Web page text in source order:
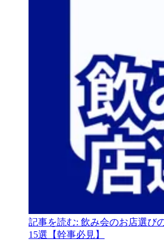
記事を読む: 飲み会のお店選び
15選【幹事必見】